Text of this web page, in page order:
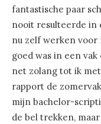
fantastische paar
nooit resulteerde in
nu zelf werken voor
goed was in een
net zolang tot ik
rapport de
mijn bachelor-
de bel trekken,